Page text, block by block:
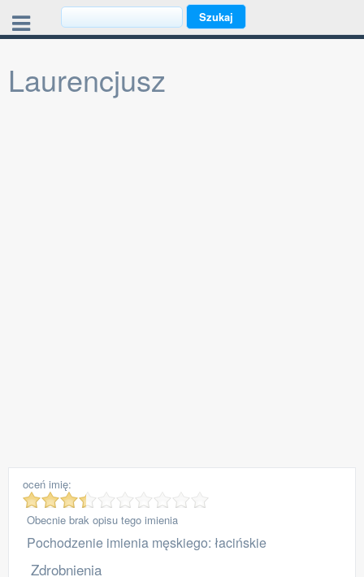
Laurencjusz
oceń imię:
Obecnie brak opisu tego imienia
Pochodzenie imienia męskiego: łacińskie
Zdrobnienia